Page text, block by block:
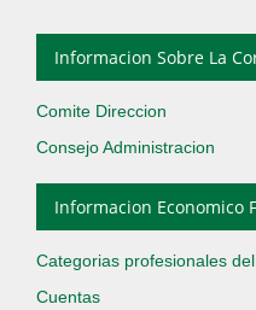
Informacion Sobre La
Comite Direccion
Consejo Administracion
Informacion Economico
Categorias profesionales
Cuentas